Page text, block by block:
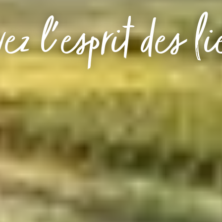
l'esprit des